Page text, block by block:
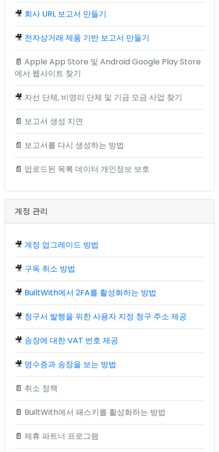
🎥 회사 URL 보고서 만들기
🎥 전자상거래 제품 기반 보고서 만들기
📄 Apple App Store 및 Android Google Play Store
에서 웹사이트 찾기
🎥 자선 단체, 비영리 단체 및 기금 모금 사업 찾기
📄 보고서 생성 지연
📄 보고서를 다시 생성하는 방법
📄 업로드된 목록 데이터 개인정보 보호
계정 관리
🎥 계정 업그레이드 방법
🎥 구독 취소 방법
🎥 BuiltWith에서 2FA를 활성화하는 방법
🎥 청구서 발행을 위한 사용자 지정 청구 주소 제공
🎥 송장에 대한 VAT 번호 제공
🎥 영수증과 송장을 보는 방법
📄 취소 정책
📄 BuiltWith에서 패스키를 활성화하는 방법
📄 제휴 파트너 프로그램